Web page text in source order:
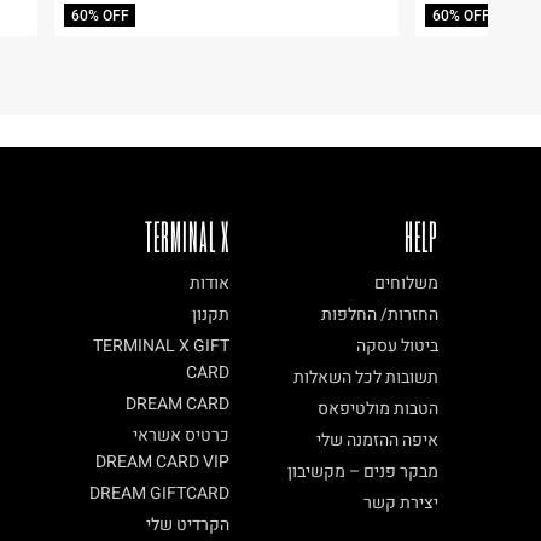
60% OFF 60% OFF
TERMINAL X
אודות
תקנון
TERMINAL X GIFT
CARD
DREAM CARD
כרטיס אשראי
DREAM CARD VIP
DREAM GIFTCARD
הקרדיט שלי
HELP
משלוחים
החזרות/ החלפות
ביטול עסקה
תשובות לכל השאלות
הטבות מולטיפאס
איפה ההזמנה שלי
מבקר פנים – מקשיבון
יצירת קשר